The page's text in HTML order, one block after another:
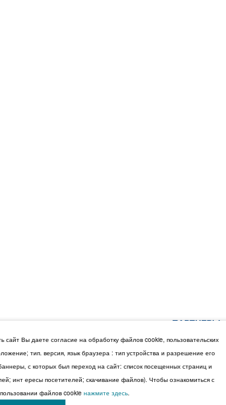
ПАРТНЕРЫ
Ставропольского края.
Вы даете согласие на обработку файлов cookie, пользовательских
тип. версия, язык браузера : тип устройства и разрешение его
с которых был переход на сайт: список посещенных страниц и
инт ересы посетителей; скачивание файлов). Чтобы ознакомиться с
файлов cookie нажмите здесь.